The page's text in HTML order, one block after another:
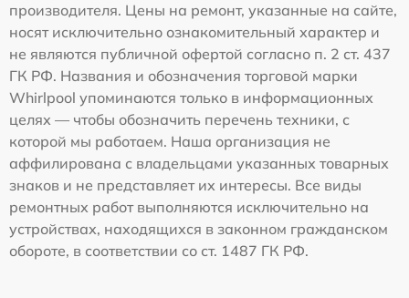
производителя. Цены на ремонт, указанные на сайте,
носят исключительно ознакомительный характер и
не являются публичной офертой согласно п. 2 ст. 437
ГК РФ. Названия и обозначения торговой марки
Whirlpool упоминаются только в информационных
целях — чтобы обозначить перечень техники, с
которой мы работаем. Наша организация не
аффилирована с владельцами указанных товарных
знаков и не представляет их интересы. Все виды
ремонтных работ выполняются исключительно на
устройствах, находящихся в законном гражданском
обороте, в соответствии со ст. 1487 ГК РФ.